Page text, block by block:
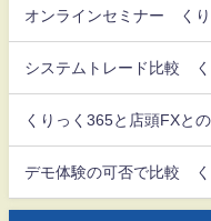
オンラインセミナー く
システムトレード比較
くりっく365と店頭FXと
デモ体験の可否で比較